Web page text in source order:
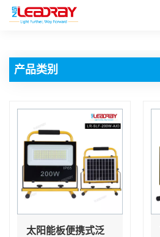
产品类别
太阳能板便携式泛